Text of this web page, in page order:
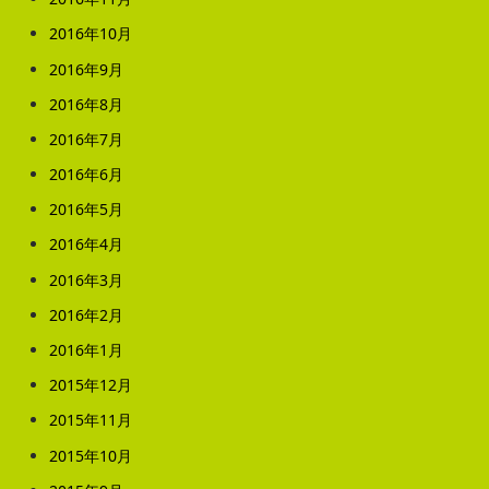
2016年10月
2016年9月
2016年8月
2016年7月
2016年6月
2016年5月
2016年4月
2016年3月
2016年2月
2016年1月
2015年12月
2015年11月
2015年10月